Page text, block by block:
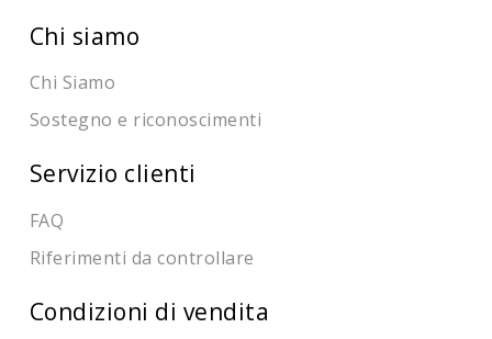
Chi siamo
Chi Siamo
Sostegno e riconoscimenti
Servizio clienti
FAQ
Riferimenti da controllare
Condizioni di vendita